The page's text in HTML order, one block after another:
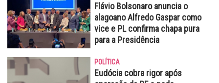
Flávio Bolsonaro anuncia o
alagoano Alfredo Gaspar como
vice e PL confirma chapa pura
para a Presidência
POLÍTICA
Eudócia cobra rigor após